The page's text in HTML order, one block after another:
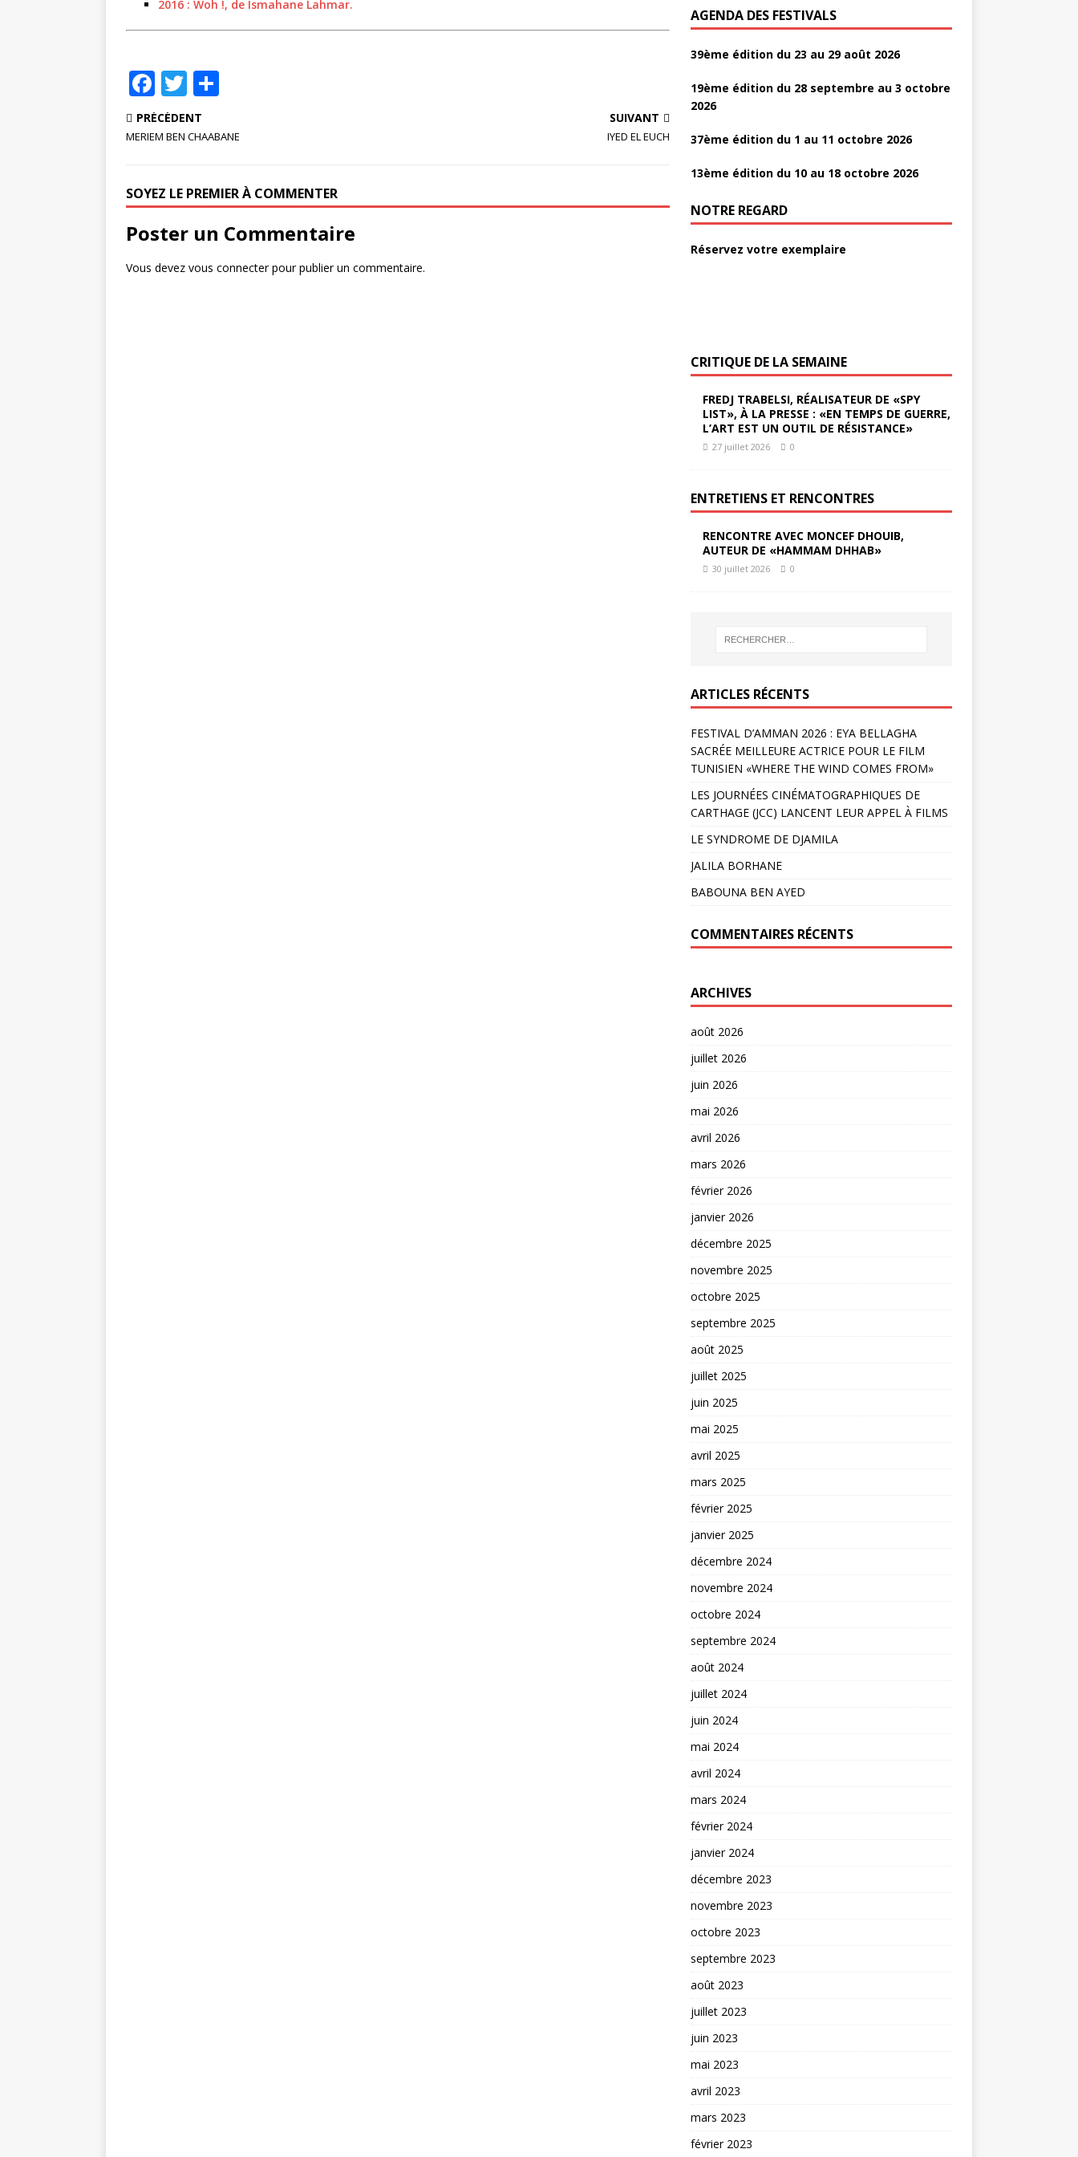
2016 : Woh !, de Ismahane Lahmar.
F
a
c
b
o
o
k
T
w
it
r
ta
e
r
PRÉCÉDENT
MERIEM BEN CHAABANE
SUIVANT
IYED EL EUCH
SOYEZ LE PREMIER À COMMENTER
Poster un Commentaire
Vous devez vous connecterpour publier un commentaire.
AGENDA DES FESTIVALS
39ème édition du 23 au 29 août 2026
19ème édition du 28 septembre au 3 octobre
2026
37ème édition du 1 au 11 octobre 2026
13ème édition du 10 au 18 octobre 2026
NOTRE REGARD
Réservez votre exemplaire
CRITIQUE DE LA SEMAINE
FREDJ TRABELSI, RÉALISATEUR DE «SPY
LIST», À LA PRESSE : «EN TEMPS DE GUERRE,
L’ART EST UN OUTIL DE RÉSISTANCE»
27 juillet 2026 0
ENTRETIENS ET RENCONTRES
RENCONTRE AVEC MONCEF DHOUIB,
AUTEUR DE «HAMMAM DHHAB»
30 juillet 2026 0
ARTICLES RÉCENTS
FESTIVAL D’AMMAN 2026 : EYA BELLAGHA
SACRÉE MEILLEURE ACTRICE POUR LE FILM
TUNISIEN «WHERE THE WIND COMES FROM»
LES JOURNÉES CINÉMATOGRAPHIQUES DE
CARTHAGE (JCC) LANCENT LEUR APPEL À FILMS
LE SYNDROME DE DJAMILA
JALILA BORHANE
BABOUNA BEN AYED
COMMENTAIRES RÉCENTS
ARCHIVES
août 2026
juillet 2026
juin 2026
mai 2026
avril 2026
mars 2026
février 2026
janvier 2026
décembre 2025
novembre 2025
octobre 2025
septembre 2025
août 2025
juillet 2025
juin 2025
mai 2025
avril 2025
mars 2025
février 2025
janvier 2025
décembre 2024
novembre 2024
octobre 2024
septembre 2024
août 2024
juillet 2024
juin 2024
mai 2024
avril 2024
mars 2024
février 2024
janvier 2024
décembre 2023
novembre 2023
octobre 2023
septembre 2023
août 2023
juillet 2023
juin 2023
mai 2023
avril 2023
mars 2023
février 2023